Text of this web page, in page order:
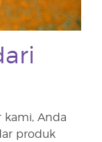
kami, Anda
produk